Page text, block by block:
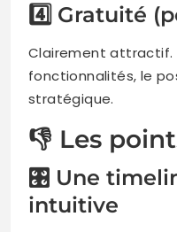
4️⃣ Gratuité
Clairement attractif.
fonctionnalités, le
stratégique.
👎 Les
🎛 Une
intuitive